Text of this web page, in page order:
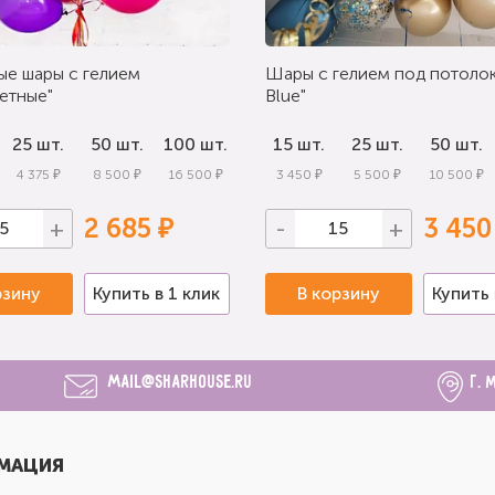
шары с гелием
25 шт.
4 375 ₽
50 шт.
8 500 ₽
100 шт.
16 500 ₽
+ 2 685 ₽
Купить в 1 клик
Шары с гелием под
Blue"
15 шт.
3 450 ₽
25 шт.
5 500 ₽
50 шт.
10 500 ₽
- + 3
В корзину Купить
mail@sharhouse.ru г.